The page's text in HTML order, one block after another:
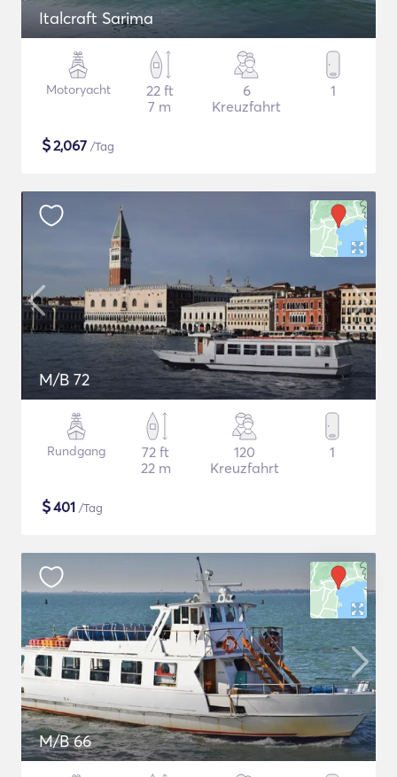
Italcraft Sarima
Motoryacht
22 ft
7 m
6
Kreuzfahrt
1
$2,067 /Tag
M/B 72
Rundgang
72 ft
22 m
120
Kreuzfahrt
1
$401 /Tag
M/B 66